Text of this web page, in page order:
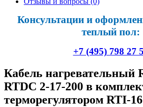
Консультации и
теплый пол:
+7 (495) 798 27
Кабель нагревательный
RTDC 2-17-200 в
терморегулятором RTI-16